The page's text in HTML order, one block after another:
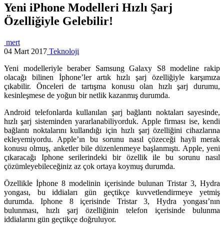
Yeni iPhone Modelleri Hızlı Şarj
Özelliğiyle Gelebilir!
mert
04 Mart 2017 Teknoloji
Yeni modelleriyle beraber Samsung Galaxy S8 modeline rakip
olacağı bilinen İphone’ler artık hızlı şarj özelliğiyle karşımıza
çıkabilir. Önceleri de tartışma konusu olan hızlı şarj durumu,
kesinleşmese de yoğun bir netlik kazanmış durumda.
Android telefonlarda kullanılan şarj bağlantı noktaları sayesinde,
hızlı şarj sisteminden yararlanabiliyorduk. Apple firması ise, kendi
bağlantı noktalarını kullandığı için hızlı şarj özelliğini cihazlarına
ekleyemiyordu. Apple’ın bu sorunu nasıl çözeceği hayli merak
konusu olmuş, anketler bile düzenlenmeye başlanmıştı. Apple, yeni
çıkaracağı Iphone serilerindeki bir özellik ile bu sorunu nasıl
çözümleyebileceğiniz az çok ortaya koymuş durumda.
Özellikle İphone 8 modelinin içerisinde bulunan Tristar 3, Hydra
yongası, bu iddiaları gün geçtikçe kuvvetlendirmeye yetmiş
durumda. Iphone 8 içerisinde Tristar 3, Hydra yongası’nın
bulunması, hızlı şarj özelliğinin telefon içerisinde bulunma
iddialarını gün geçtikçe doğruluyor.